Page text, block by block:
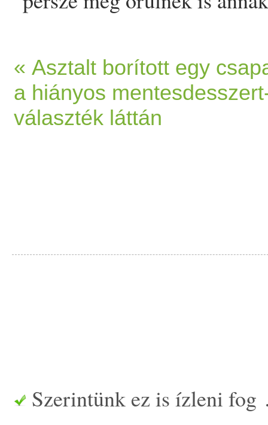
hogy széncinege fészkelta
Madártani és
számolt be
« Asztalt borított egy
a hiányos
választék láttán
Szerintünk ez is ízleni